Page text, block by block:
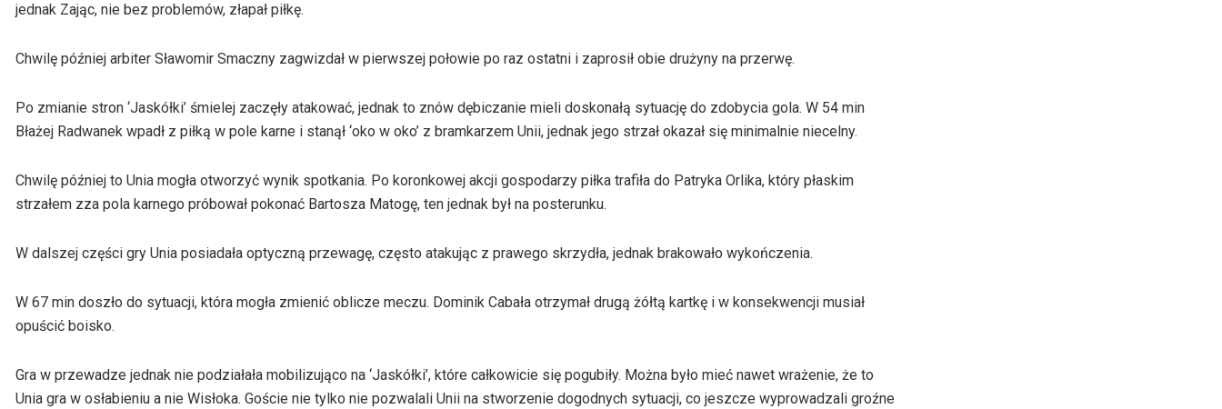
jednak Zając, nie bez problemów, złapał piłkę.
Chwilę później arbiter Sławomir Smaczny zagwizdał w pierwszej połowie po raz ostatni i zaprosił obie drużyny na przerwę.
Po zmianie stron ‘Jaskółki’ śmielej zaczęły atakować, jednak to znów dębiczanie mieli doskonałą sytuację do zdobycia gola. W 54 min
Błażej Radwanek wpadł z piłką w pole karne i stanął ‘oko w oko’ z bramkarzem Unii, jednak jego strzał okazał się minimalnie niecelny.
Chwilę później to Unia mogła otworzyć wynik spotkania. Po koronkowej akcji gospodarzy piłka trafiła do Patryka Orlika, który płaskim
strzałem zza pola karnego próbował pokonać Bartosza Matogę, ten jednak był na posterunku.
W dalszej części gry Unia posiadała optyczną przewagę, często atakując z prawego skrzydła, jednak brakowało wykończenia.
W 67 min doszło do sytuacji, która mogła zmienić oblicze meczu. Dominik Cabała otrzymał drugą żółtą kartkę i w konsekwencji musiał
opuścić boisko.
Gra w przewadze jednak nie podziałała mobilizująco na ‘Jaskółki’, które całkowicie się pogubiły. Można było mieć nawet wrażenie, że to
Unia gra w osłabieniu a nie Wisłoka. Goście nie tylko nie pozwalali Unii na stworzenie dogodnych sytuacji, co jeszcze wyprowadzali groźne